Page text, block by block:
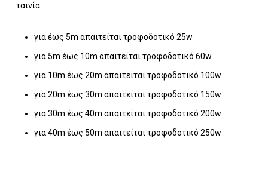
ταινία:
για έως 5m απαιτείται τροφοδοτικό 25w
για 5m έως 10m απαιτείται τροφοδοτικό 60w
για 10m έως 20m απαιτείται τροφοδοτικό 100w
για 20m έως 30m απαιτείται τροφοδοτικό 150w
για 30m έως 40m απαιτείται τροφοδοτικό 200w
για 40m έως 50m απαιτείται τροφοδοτικό 250w